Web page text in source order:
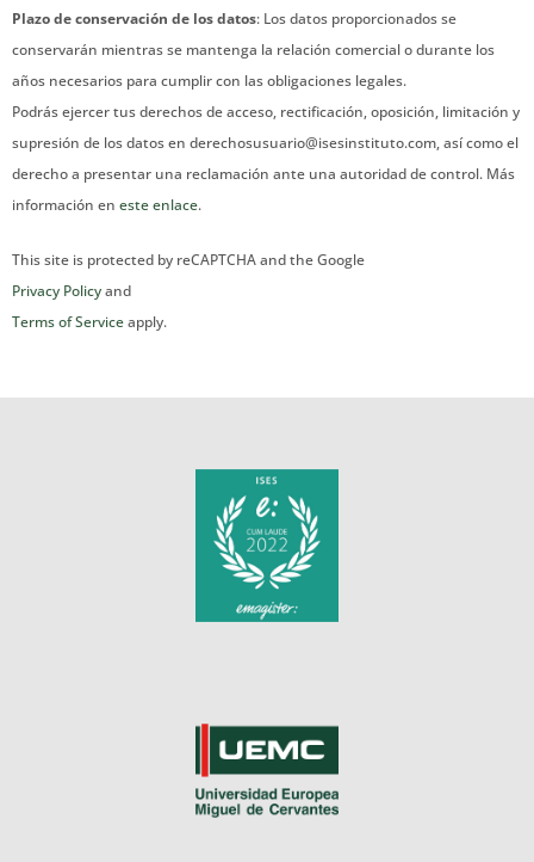
Plazo de conservación de los datos: Los datos proporcionados se
conservarán mientras se mantenga la relación comercial o durante los
años necesarios para cumplir con las obligaciones legales.
Podrás ejercer tus derechos de acceso, rectificación, oposición, limitación y
supresión de los datos en derechosusuario@isesinstituto.com, así como el
derecho a presentar una reclamación ante una autoridad de control. Más
información en este enlace.
This site is protected by reCAPTCHA and the Google
Privacy Policyand
Terms of Serviceapply.